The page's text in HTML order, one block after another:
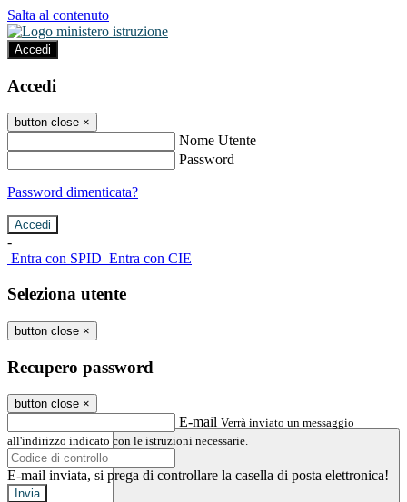
Salta al contenuto
Accedi
Accedi
button close ×
Nome Utente
Password
Password dimenticata?
-
Entra con SPID Entra con CIE
Seleziona utente
button close ×
Recupero password
button close ×
E-mail Verrà inviato un messaggio
all'indirizzo indicato con le istruzioni necessarie.
E-mail inviata, si prega di controllare la casella di posta elettronica!